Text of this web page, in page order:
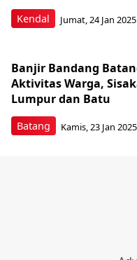
Kendal Jumat, 24 Jan
Batang
Banjir Bandang
Aktivitas Warga,
Lumpur dan Batu
Kamis, 23 Jan